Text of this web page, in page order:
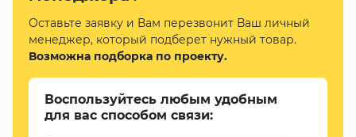
Оставьте заявку и Вам перезвонит Ваш личный
менеджер, который подберет нужный товар.
Возможна подборка по проекту.
Воспользуйтесь любым удобным
для вас способом связи: